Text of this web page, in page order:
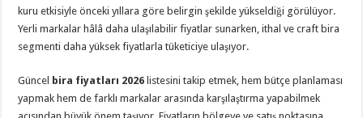
kuru etkisiyle önceki yıllara göre belirgin şekilde yükseldiği görülüyor.
Yerli markalar hâlâ daha ulaşılabilir fiyatlar sunarken, ithal ve craft bira
segmenti daha yüksek fiyatlarla tüketiciye ulaşıyor.
Güncel bira fiyatları 2026 listesini takip etmek, hem bütçe planlaması
yapmak hem de farklı markalar arasında karşılaştırma yapabilmek